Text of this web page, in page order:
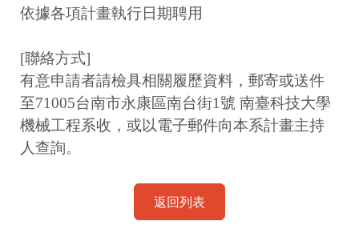
依據各項計畫執行日期聘用
[聯絡方式]
有意申請者請檢具相關履歷資料，郵寄或送件
至71005台南市永康區南台街1號 南臺科技大學
機械工程系收，或以電子郵件向本系計畫主持
人查詢。
返回列表